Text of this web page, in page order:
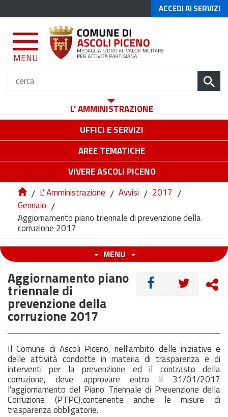
ACCEDI AI SERVIZI
MENU
L' AMMINISTRAZIONE
UFFICI E SERVIZI
AREE TEMATICHE
VIVERE ASCOLI PICENO
/ L' Amministrazione / Avvisi / 2017 /
Gennaio /
Aggiornamento piano triennale di prevenzione della
corruzione 2017
MENU
CONDIVIDI
Aggiornamento piano
triennale di
prevenzione della
corruzione 2017
Il Comune di Ascoli Piceno, nell'ambito delle iniziative e
delle attività condotte in materia di trasparenza e di
interventi per la prevenzione ed il contrasto della
corruzione, deve approvare entro il 31/01/2017
l'aggiornamento del Piano Triennale di Prevenzione della
Corruzione (PTPC),contenente anche le misure di
trasparenza obbligatorie.